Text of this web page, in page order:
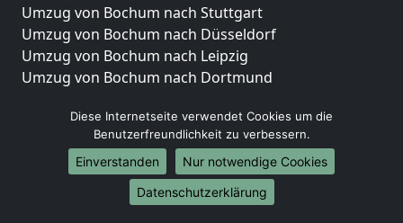
Umzug von Bochum nach Stuttgart
Umzug von Bochum nach Düsseldorf
Umzug von Bochum nach Leipzig
Umzug von Bochum nach Dortmund
Umzug von Bochum nach Bremen
Umzug von Bochum nach Dresden
Umzug von Bochum nach Hannover
Umzug von Bochum nach Nürnberg
Umzug von Bochum nach Duisburg
Diese Internetseite verwendet Cookies um die
Benutzerfreundlichkeit zu verbessern.
Einverstanden
Nur notwendige Cookies
Datenschutzerklärung